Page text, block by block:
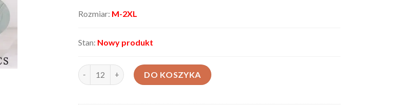
Rozmiar: M-2XL
Stan: Nowy produkt
ilość Spodnie damskie 21619DO KOSZYKA